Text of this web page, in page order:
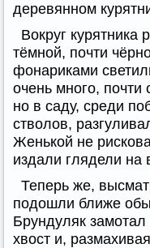
деревянном
Вокруг
тёмной, почти
фонариками
очень много, почти
но в саду, среди
стволов,
Женькой не
издали глядели на
Теперь же,
подошли ближе
Брундуляк
хвост и,